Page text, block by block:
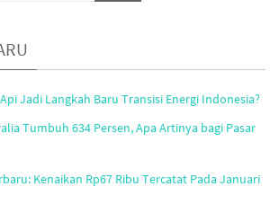
Jadi Langkah Baru Transisi Energi Indonesia?
Tumbuh 634 Persen, Apa Artinya bagi Pasar
Kenaikan Rp67 Ribu Tercatat Pada Januari